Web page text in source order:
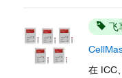
飞
在 ICC